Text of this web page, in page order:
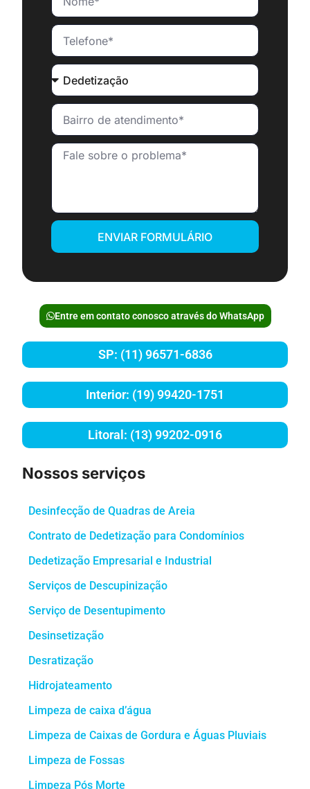
ENVIAR FORMULÁRIO
Entre em contato conosco através do WhatsApp
SP: (11) 96571-6836
Interior: (19) 99420-1751
Litoral: (13) 99202-0916
Nossos serviços
Desinfecção de Quadras de Areia
Contrato de Dedetização para Condomínios
Dedetização Empresarial e Industrial
Serviços de Descupinização
Serviço de Desentupimento
Desinsetização
Desratização
Hidrojateamento
Limpeza de caixa d’água
Limpeza de Caixas de Gordura e Águas Pluviais
Limpeza de Fossas
Limpeza Pós Morte